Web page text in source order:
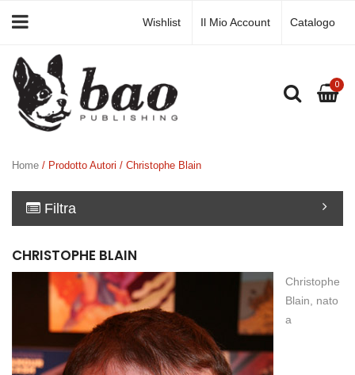
Wishlist Il Mio Account Catalogo
0
Home / Prodotto Autori / Christophe Blain
Filtra
CHRISTOPHE BLAIN
Christophe
Blain, nato
a